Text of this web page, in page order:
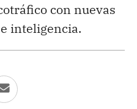
con nuevas
inteligencia.